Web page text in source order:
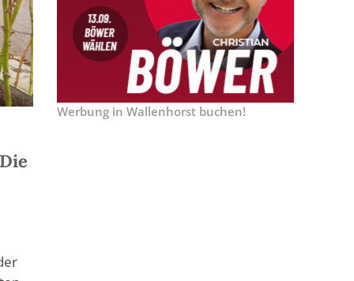
Werbung in Wallenhorst buchen!